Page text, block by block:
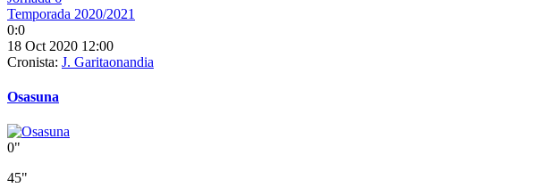
Temporada 2020/2021
0:0
18 Oct 2020 12:00
Cronista: J. Garitaonandia
Osasuna
0"
45"